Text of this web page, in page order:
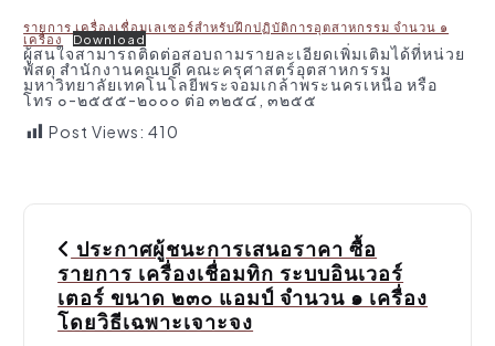
รายการ เครื่องเชื่อมเลเซอร์สำหรับฝึกปฏิบัติการอุตสาหกรรม จำนวน ๑
เครื่อง Download
ผู้สนใจสามารถติดต่อสอบถามรายละเอียดเพิ่มเติมได้ที่หน่วย
พัสดุ สำนักงานคณบดี คณะครุศาสตร์อุตสาหกรรม
มหาวิทยาลัยเทคโนโลยีพระจอมเกล้าพระนครเหนือ หรือ
โทร ๐-๒๕๕๕-๒๐๐๐ ต่อ ๓๒๕๔, ๓๒๕๕
Post Views: 410
ประกาศผู้ชนะการเสนอราคา ซื้อ
รายการ เครื่องเชื่อมทิก ระบบอินเวอร์
เตอร์ ขนาด ๒๓๐ แอมป์ จำนวน ๑ เครื่อง
โดยวิธีเฉพาะเจาะจง